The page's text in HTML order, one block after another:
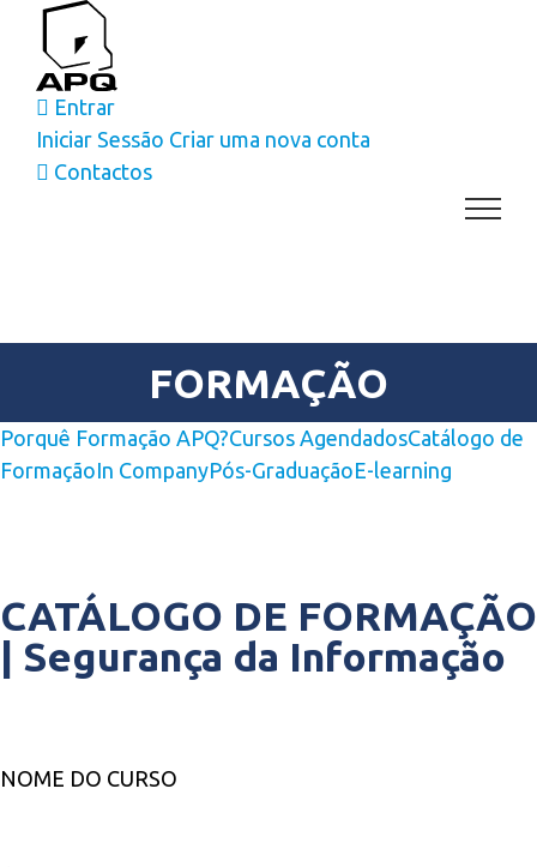
content
Entrar
Iniciar Sessão Criar uma nova conta
Contactos
FORMAÇÃO
Porquê Formação APQ?Cursos AgendadosCatálogo de
FormaçãoIn CompanyPós-GraduaçãoE-learning
CATÁLOGO DE FORMAÇÃO
| Segurança da Informação
NOME DO CURSO